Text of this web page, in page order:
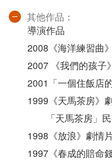
其他作品：
導演作品
2008《海洋練習曲
2007 《我們的孩子
2001「一個住飯店
1999《天馬茶房》
「天馬茶房」民
1998《放浪》劇情
1997《春成的賠命